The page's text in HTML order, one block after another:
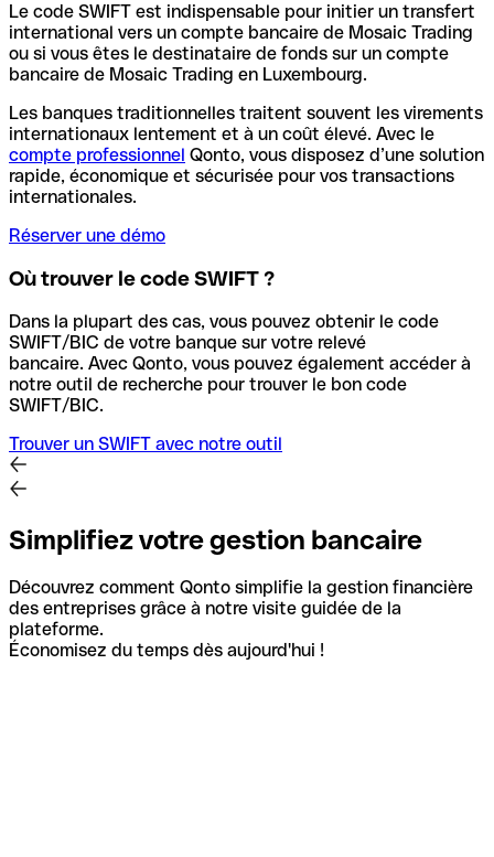
Le code SWIFT est indispensable pour initier un transfert
international vers un compte bancaire de Mosaic Trading
ou si vous êtes le destinataire de fonds sur un compte
bancaire de Mosaic Trading en Luxembourg.
Les banques traditionnelles traitent souvent les virements
internationaux lentement et à un coût élevé. Avec le
compte professionnel Qonto, vous disposez d’une solution
rapide, économique et sécurisée pour vos transactions
internationales.
Réserver une démo
Où trouver le code SWIFT ?
Dans la plupart des cas, vous pouvez obtenir le code
SWIFT/BIC de votre banque sur votre relevé
bancaire. Avec Qonto, vous pouvez également accéder à
notre outil de recherche pour trouver le bon code
SWIFT/BIC.
Trouver un SWIFT avec notre outil
Simplifiez votre gestion bancaire
Découvrez comment Qonto simplifie la gestion financière
des entreprises grâce à notre visite guidée de la
plateforme.
Économisez du temps dès aujourd'hui !